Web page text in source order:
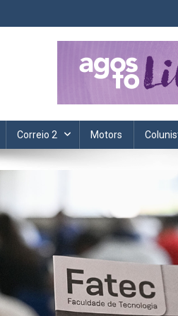
Informação, política, saúde,
Correio 2 Motors